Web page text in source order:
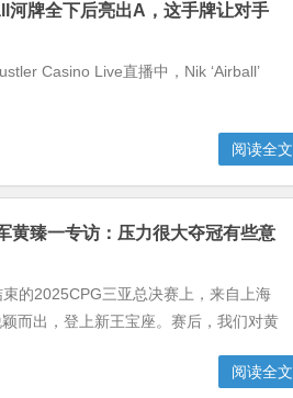
河牌全下后亮出A，这手牌让对手
Casino Live直播中，Nik ‘Airball’
阅读全文
黄臻一专访：压力很大夺冠有些意
的2025CPG三亚总决赛上，来自上海
而出，登上新王宝座。赛后，我们对黄
阅读全文